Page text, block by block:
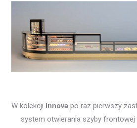
W kolekcji Innova po raz pierwszy
system otwierania szyby